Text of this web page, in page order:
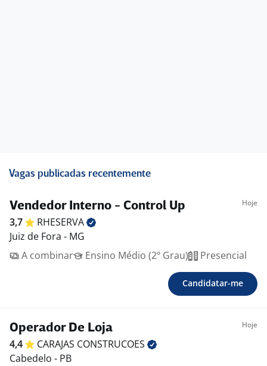
Vagas publicadas recentemente
Vendedor Interno - Control Up Hoje
3,7
RHESERVA
Juiz de Fora - MG
A combinar
Ensino Médio (2º Grau) Presencial
Candidatar-me
Operador De Loja Hoje
4,4 CARAJAS CONSTRUCOES
Cabedelo - PB